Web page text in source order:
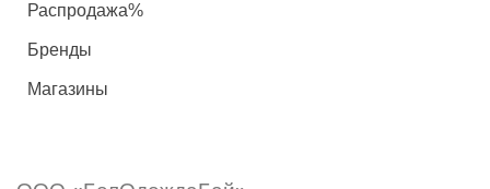
Распродажа%
Бренды
Магазины